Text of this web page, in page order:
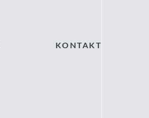
KONTAKT